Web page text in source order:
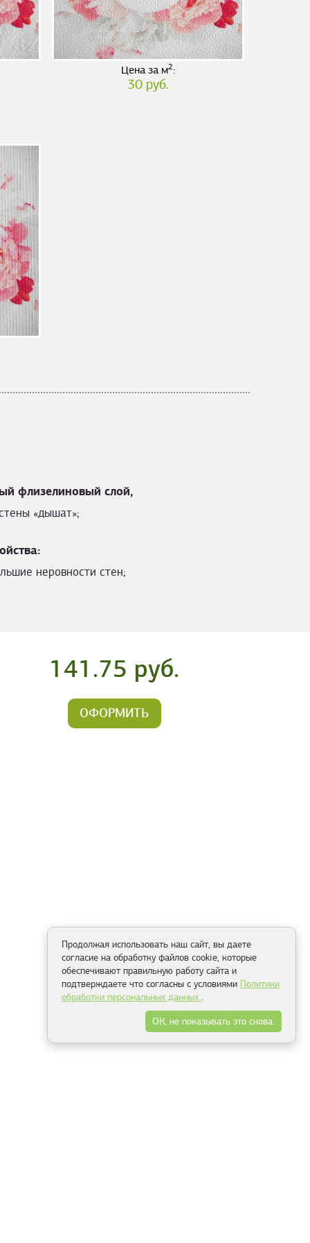
Цена за м2:
30 руб.
флизелиновый слой,
«дышат»;
неровности стен;
141.75 руб.
ОФОРМИТЬ
Продолжая использовать наш сайт, вы даете
согласие на обработку файлов cookie, которые
обеспечивают правильную работу сайта и
подтверждаете что согласны с условиями Политики
обработки персональных данных .
ОК, не показывать это снова.